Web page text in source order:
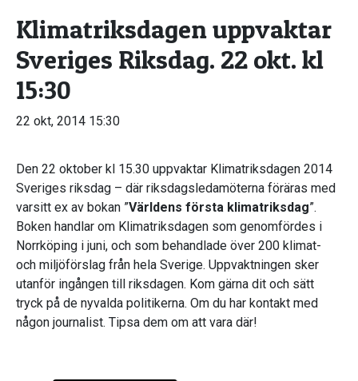
Klimatriksdagen uppvaktar
Sveriges Riksdag. 22 okt. kl
15:30
22 okt, 2014 15:30
Den 22 oktober kl 15.30 uppvaktar Klimatriksdagen 2014
Sveriges riksdag – där riksdagsledamöterna föräras med
varsitt ex av bokan ”Världens första klimatriksdag”.
Boken handlar om Klimatriksdagen som genomfördes i
Norrköping i juni, och som behandlade över 200 klimat-
och miljöförslag från hela Sverige. Uppvaktningen sker
utanför ingången till riksdagen. Kom gärna dit och sätt
tryck på de nyvalda politikerna. Om du har kontakt med
någon journalist. Tipsa dem om att vara där!